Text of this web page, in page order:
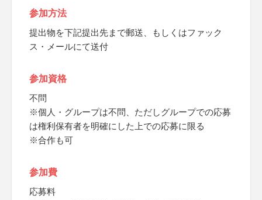
参加方法
提出物を下記提出先まで郵送、もしくはファック
ス・メールにて送付
参加資格
不問
※個人・グループは不問、ただしグループでの応募
は権利保有者を明確にした上での応募に限る
※合作も可
参加費
応募料